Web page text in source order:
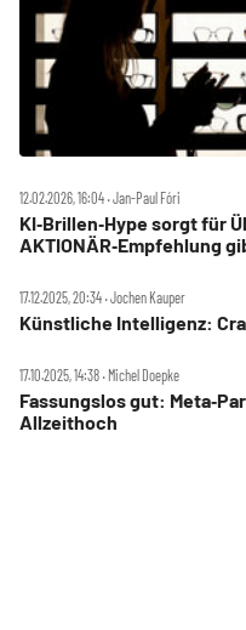
12.02.2026, 16:04 ‧ Jan-Paul Fóri
KI‑Brillen‑Hype sorgt für
AKTIONÄR‑Empfehlung
17.12.2025, 20:34 ‧ Jochen Kauper
Künstliche Intelligenz:
17.10.2025, 14:38 ‧ Michel Doepke
Fassungslos gut:
Allzeithoch